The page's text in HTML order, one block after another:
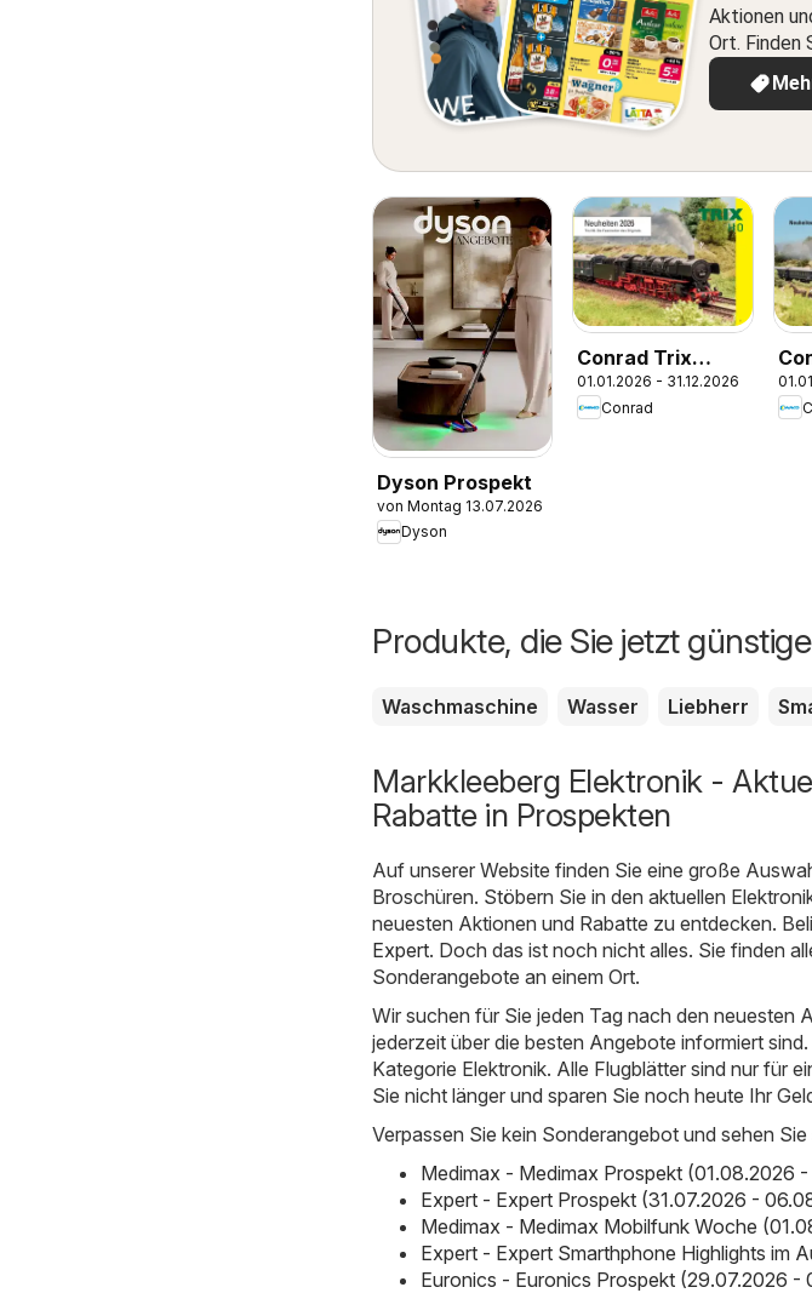
Aktionen
Ort. Finden
Dyson Prospekt
von Montag 13.07.2026
Dyson
Conrad Trix
Katalog
01.01.2026 - 31.12.2026
Conrad
Produkte, die Sie jetzt
Waschmaschine Wasser Liebherr
Markkleeberg Elektronik -
Rabatte in Prospekten
Auf unserer Website finden Sie eine große
Broschüren. Stöbern Sie in den aktuellen
neuesten Aktionen und Rabatte zu entdecken.
Expert. Doch das ist noch nicht alles. Sie finden
Sonderangebote an einem Ort.
Wir suchen für Sie jeden Tag nach den neuesten
jederzeit über die besten Angebote informiert
Kategorie Elektronik. Alle Flugblätter sind nur für
Sie nicht länger und sparen Sie noch heute Ihr
Verpassen Sie kein Sonderangebot und sehen
Medimax - Medimax Prospekt (01.08.2026
Expert - Expert Prospekt (31.07.2026 -
Medimax - Medimax Mobilfunk Woche
Expert - Expert Smarthphone Highlights im
Euronics - Euronics Prospekt (29.07.2026 -